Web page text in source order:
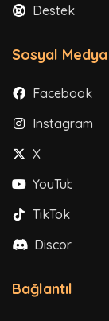
Destek
Sosyal Medya
Facebook
Instagram
X
YouTube
TikTok
Discord
Bağlantılar